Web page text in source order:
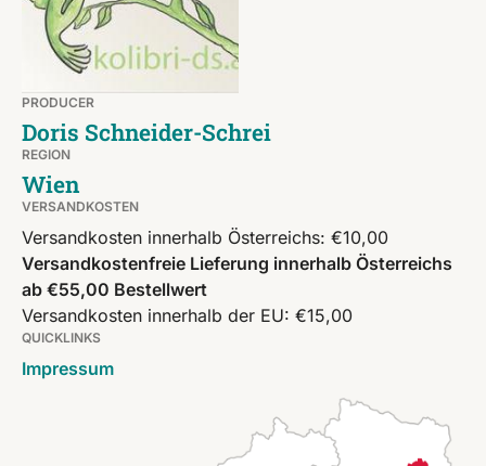
PRODUCER
Doris Schneider-Schrei
REGION
Wien
VERSANDKOSTEN
Versandkosten innerhalb Österreichs: €10,00
Versandkostenfreie Lieferung innerhalb Österreichs
ab €55,00 Bestellwert
Versandkosten innerhalb der EU: €15,00
QUICKLINKS
Impressum